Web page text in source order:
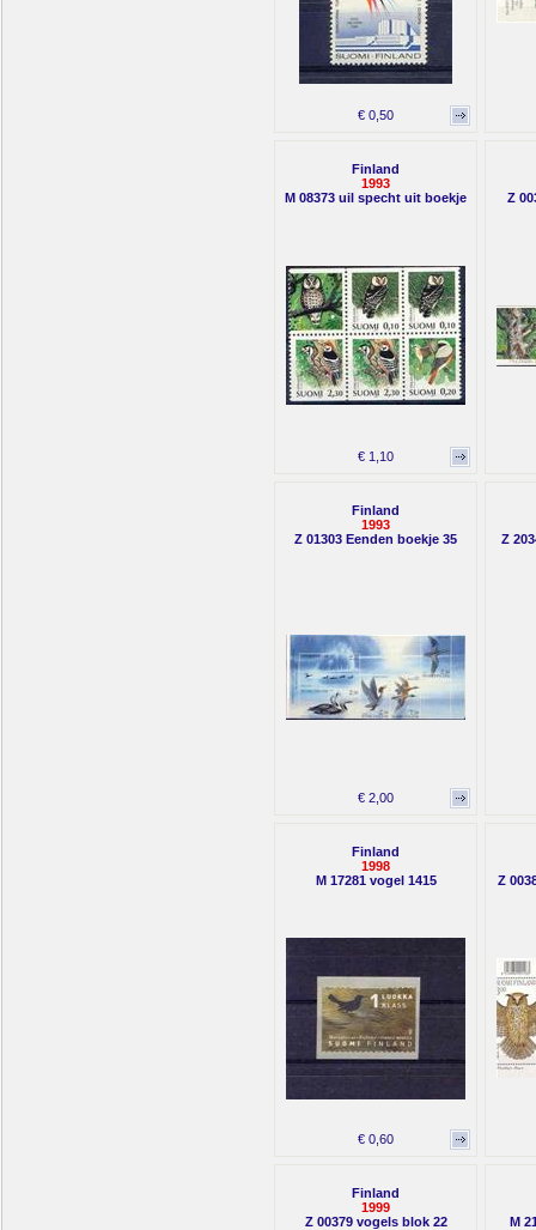
€ 0,50
Finland
1993
M 08373 uil specht uit boekje
€ 1,10
Z
Finland
1993
Z 01303 Eenden boekje 35
€ 2,00
Z
Finland
1998
M 17281 vogel 1415
€ 0,60
Z
Finland
1999
Z 00379 vogels blok 22
M